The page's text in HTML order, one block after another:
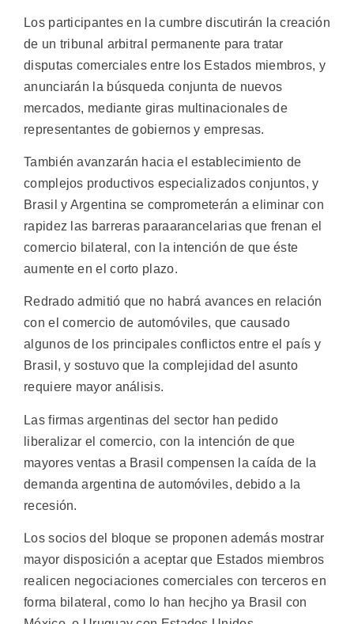
Los participantes en la cumbre discutirán la creación
de un tribunal arbitral permanente para tratar
disputas comerciales entre los Estados miembros, y
anunciarán la búsqueda conjunta de nuevos
mercados, mediante giras multinacionales de
representantes de gobiernos y empresas.
También avanzarán hacia el establecimiento de
complejos productivos especializados conjuntos, y
Brasil y Argentina se comprometerán a eliminar con
rapidez las barreras paraarancelarias que frenan el
comercio bilateral, con la intención de que éste
aumente en el corto plazo.
Redrado admitió que no habrá avances en relación
con el comercio de automóviles, que causado
algunos de los principales conflictos entre el país y
Brasil, y sostuvo que la complejidad del asunto
requiere mayor análisis.
Las firmas argentinas del sector han pedido
liberalizar el comercio, con la intención de que
mayores ventas a Brasil compensen la caída de la
demanda argentina de automóviles, debido a la
recesión.
Los socios del bloque se proponen además mostrar
mayor disposición a aceptar que Estados miembros
realicen negociaciones comerciales con terceros en
forma bilateral, como lo han hecjho ya Brasil con